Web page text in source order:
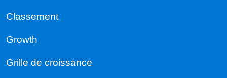
Classement
Growth
Grille de croissance